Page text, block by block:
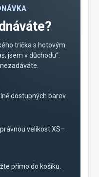
trička s hotovým
jsem v důchodu“.
dostupných barev
velikost XS–
přímo do košíku.